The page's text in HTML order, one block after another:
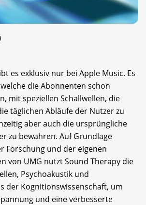
es exklusiv nur bei Apple Music. Es
die Abonnenten schon
mit speziellen Schallwellen, die
täglichen Abläufe der Nutzer zu
aber auch die ursprüngliche
zu bewahren. Auf Grundlage
Forschung und der eigenen
von UMG nutzt Sound Therapy die
Psychoakustik und
der Kognitionswissenschaft, um
und eine verbesserte